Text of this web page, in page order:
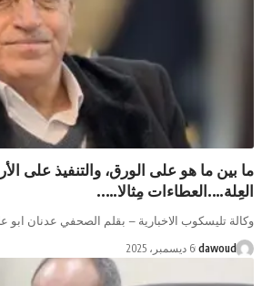
هو على الورق، والتنفيذ على الأرض تكمن
مِثالا…..
الاخبارية – بقلم الصحفي عدنان ابو علي يحار
6 ديسمبر، 2025